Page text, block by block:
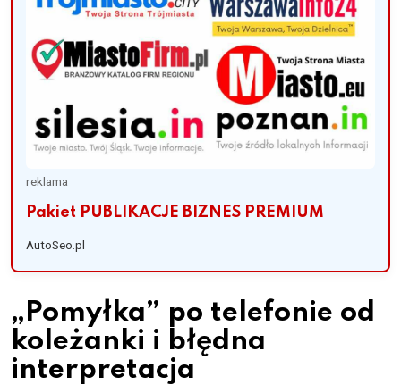
reklama
Pakiet PUBLIKACJE BIZNES PREMIUM
AutoSeo.pl
„Pomyłka” po telefonie od
koleżanki i błędna
interpretacja